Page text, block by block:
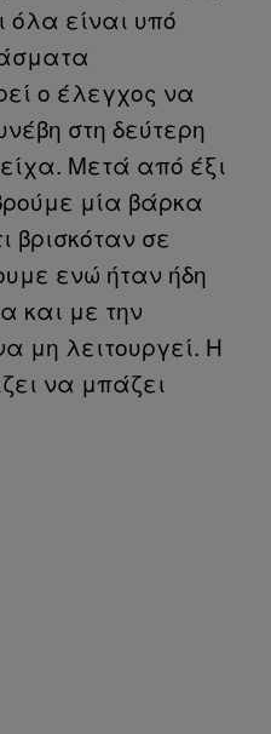
όλα είναι υπό
ο έλεγχος να
στη δεύτερη
Μετά από έξι
μία βάρκα
βρισκόταν σε
ενώ ήταν ήδη
και με την
μη λειτουργεί. Η
να μπάζει